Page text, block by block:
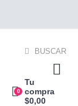
BUSCAR
0
Tu
compra
$0,00